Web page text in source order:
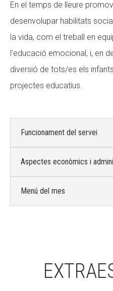
En el temps de lleure
desenvolupar habilitats
la vida, com el treball en
l’educació emocional, i, en
diversió de tots/es els
projectes educatius.
Funcionament del servei
Aspectes econòmics i
Menú del mes